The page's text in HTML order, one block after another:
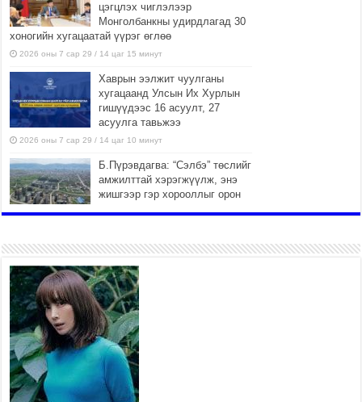
цэгцлэх чиглэлээр
Монголбанкны удирдлагад 30
хоногийн хугацаатай үүрэг өглөө
2026 оны 7 сар 29 / 14 цаг 15 минут
Хаврын ээлжит чуулганы
хугацаанд Улсын Их Хурлын
гишүүдээс 16 асуулт, 27
асуулга тавьжээ
2026 оны 7 сар 29 / 14 цаг 10 минут
Б.Пүрэвдагва: “Сэлбэ” төслийг
амжилттай хэрэгжүүлж, энэ
жишгээр гэр хорооллыг орон
Иргэд нийгмийн харилцаа, хөдөлмөр эрхлэхэд
тулгамдаж буй асуудлаа УИХ-ын гишүүнд
уламжиллаа
2026 оны 7 сар 29 / 9 цаг 52 минут
“СМАРТ СЭЛБЭ СИТИ”-Г ЗОРИЛТОТ БҮЛЭГТ
ХҮРГЭХ ХҮРЭЭНД МКВ-ИЙН ҮНИЙГ БУУЛГАХ
ҮҮРЭГ ӨГӨВ
2026 оны 7 сар 28 / 16 цаг 47 минут
Эдийн засгийн эрх чөлөөний тухай хуулийн үр